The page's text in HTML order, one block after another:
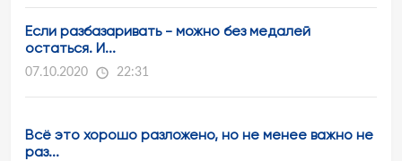
Если разбазаривать - можно без медалей
остаться. И...
07.10.2020 22:31
Всё это хорошо разложено, но не менее важно не
раз...